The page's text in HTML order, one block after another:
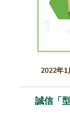
2022年1
誠信「